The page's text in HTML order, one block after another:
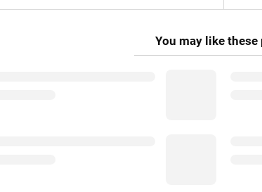
You may like these